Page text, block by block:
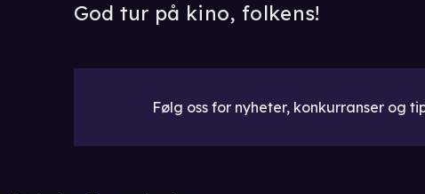
God tur på kino, folkens!
Følg oss for nyheter, konkurranser og